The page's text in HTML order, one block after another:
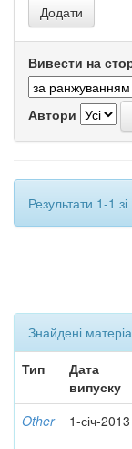
Вивести на
Автори
Результати 1-1
Знайдені
Тип
Дата
випуску
Other 1-січ-2013